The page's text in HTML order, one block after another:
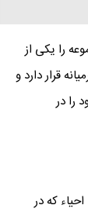
را یکی از
قرار دارد و
را در
که در